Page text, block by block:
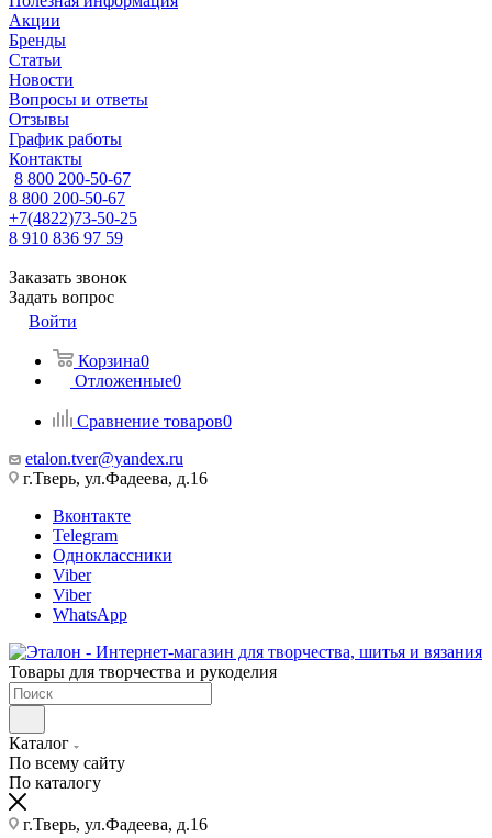
Акции
Бренды
Статьи
Новости
Вопросы и ответы
Отзывы
График работы
Контакты
8 800 200-50-67
8 800 200-50-67
+7(4822)73-50-25
8 910 836 97 59
Заказать звонок
Задать вопрос
Войти
Корзина0
Отложенные0
Сравнение товаров0
etalon.tver@yandex.ru
г.Тверь, ул.Фадеева, д.16
Вконтакте
Telegram
Одноклассники
Viber
Viber
WhatsApp
Товары для творчества и рукоделия
Каталог
По всему сайту
По каталогу
г.Тверь, ул.Фадеева, д.16